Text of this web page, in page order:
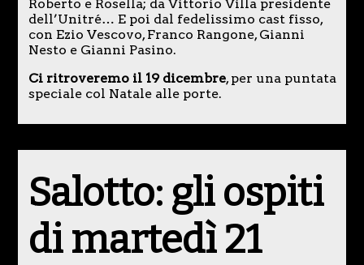
Roberto e Rosella; da Vittorio Villa presidente
dell’Unitré… E poi dal fedelissimo cast fisso,
con Ezio Vescovo, Franco Rangone, Gianni
Nesto e Gianni Pasino.
Ci ritroveremo il 19 dicembre, per una puntata
speciale col Natale alle porte.
Salotto: gli ospiti
di martedì 21